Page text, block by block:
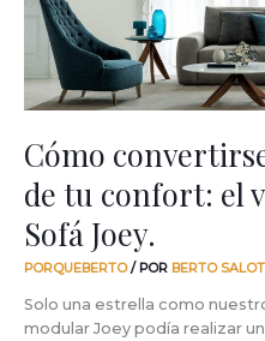
Cómo
de tu confort: el
Sofá Joey.
PORQUEBERTO/ POR BERTO
Solo una estrella como
modular Joey podía realizar
vídeo.
Featuring
Sofá
Joey.